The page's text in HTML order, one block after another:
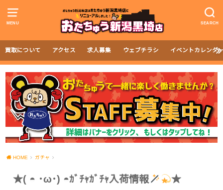
MENU SEARCH
買取について アクセス 求人募集 ウェブチラシ イベントカレンダ
HOME ガチャ
★( ◓ ･ω･) ◓ｶﾞﾁｬｶﾞﾁｬ入荷情報 ★